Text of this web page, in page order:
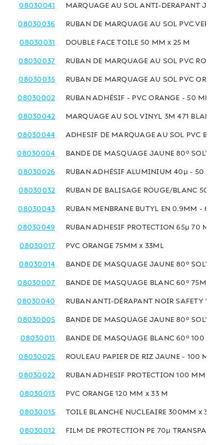
08030041 MARQUAGE AU SOL ANTI-DERAPANT
08030036 RUBAN DE MARQUAGE AU SOL PVC
08030031 DOUBLE FACE TOILE 50 MM x 25 M
08030037 RUBAN DE MARQUAGE AU SOL PVC
08030035 RUBAN DE MARQUAGE AU SOL PVC
08030002 RUBAN ADHÉSIF - PVC ORANGE - 50 MM
08030042 MARQUAGE AU SOL VINYL 3M 471
08030044 ADHESIF DE MARQUAGE AU SOL PVC
08030004 BANDE DE MASQUAGE JAUNE 80°
08030026 RUBAN ADHÉSIF ALUMINIUM 40µ - 50
08030032 RUBAN DE BALISAGE ROUGE/BLANC 50
08030043 RUBAN MENBRANE BUTYL EN 0.9MM -
08030049 RUBAN ADHESIF PROTECTION 65µ 70
08030017 PVC ORANGE 75MM x 33ML
08030014 BANDE DE MASQUAGE JAUNE 80°
08030007 BANDE DE MASQUAGE BLANC 60° 75MM
08030040 RUBAN ANTI-DÉRAPANT NOIR SAFETY
08030005 BANDE DE MASQUAGE JAUNE 80°
08030011 BANDE DE MASQUAGE BLANC 60° 100
08030025 ROULEAU PAPIER DE RIZ JAUNE - 100
08030022 RUBAN ADHESIF PROTECTION 100 MM x
08030013 PVC ORANGE 120 MM x 33 M
08030015 TOILE BLANCHE NUCLEAIRE 300MM x
08030012 FILM DE PROTECTION PE 70µ